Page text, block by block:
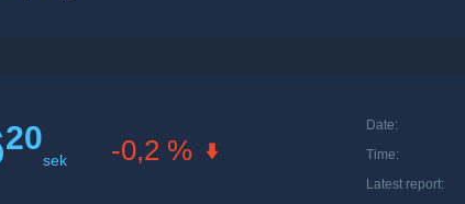
20
sek -0,2 %
Date:
Time:
Latest report: